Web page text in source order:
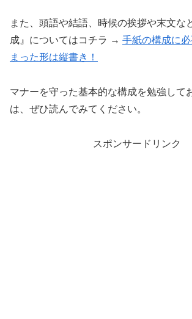
また、頭語や結語、時候の挨拶や末文な
成』についてはコチラ → 手紙の構成に
まった形は縦書き！
マナーを守った基本的な構成を勉強して
は、ぜひ読んでみてください。
スポンサードリンク